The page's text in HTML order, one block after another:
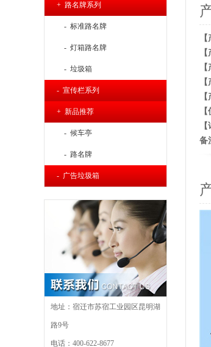
+ 路名牌系列
- 标准路名牌
- 灯箱路名牌
- 垃圾箱
- 宣传栏系列
+ 新品推荐
- 候车亭
- 路名牌
- 广告垃圾箱
地址：宿迁市苏宿工业园区昆明湖
路9号
电话：400-622-8677
备